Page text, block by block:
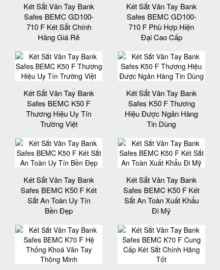
Két Sắt Vân Tay Bank
Safes BEMC GD100-
710 F Két Sắt Chính
Hãng Giá Rẻ
Két Sắt Vân Tay Bank
Safes BEMC GD100-
710 F Phù Hợp Hiện
Đại Cao Cấp
Két Sắt Vân Tay Bank
Safes BEMC K50 F
Thương Hiệu Uy Tín
Trường Việt
Két Sắt Vân Tay Bank
Safes K50 F Thương
Hiệu Được Ngân Hàng
Tin Dùng
Két Sắt Vân Tay Bank
Safes BEMC K50 F Két
Sắt An Toàn Uy Tín
Bền Đẹp
Két Sắt Vân Tay Bank
Safes BEMC K50 F Két
Sắt An Toàn Xuất Khẩu
Đi Mỹ